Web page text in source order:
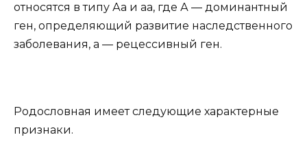
относятся в типу Аа и аа, где А — доминантный
ген, определяющий развитие наследственного
заболевания, а — рецессивный ген.
Родословная имеет следующие характерные
признаки.